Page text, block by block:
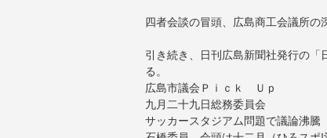
四者会談の冒頭、広島商工会議所
引き続き、日刊広島新聞社発行の
る。
広島市議会Ｐｉｃｋ Ｕｐ
九月二十九日総務委員会
サッカースタジアム問題で議論沸騰